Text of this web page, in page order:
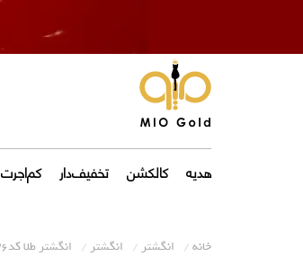
هدیه کالکشن تخفیف‌دار کم‌اجرت
خانه انگشتر انگشتر انگشتر طلا کدR2436